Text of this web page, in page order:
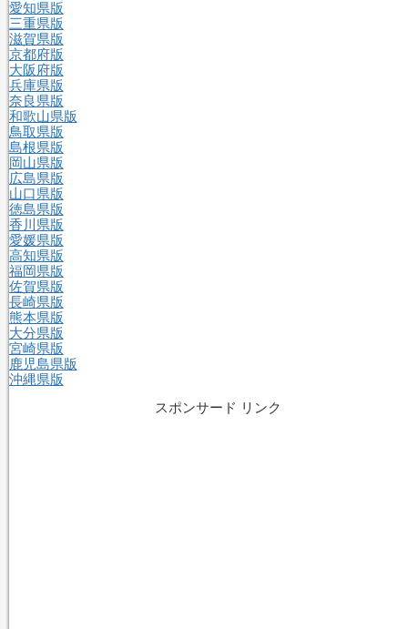
愛知県版
三重県版
滋賀県版
京都府版
大阪府版
兵庫県版
奈良県版
和歌山県版
鳥取県版
島根県版
岡山県版
広島県版
山口県版
徳島県版
香川県版
愛媛県版
高知県版
福岡県版
佐賀県版
長崎県版
熊本県版
大分県版
宮崎県版
鹿児島県版
沖縄県版
スポンサード リンク